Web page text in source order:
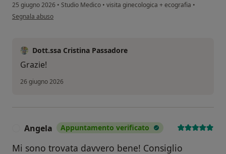
25 giugno 2026 • Studio Medico • visita ginecologica + ecografia •
secondo l'opinione dell'utente M.C.
Segnala abuso
Dott.ssa Cristina Passadore
Grazie!
26 giugno 2026
Angela Appuntamento verificato
Mi sono trovata davvero bene! Consiglio